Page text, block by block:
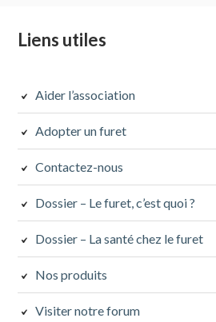
Colonne
subsidiaire
Liens utiles
Aider l’association
Adopter un furet
Contactez-nous
Dossier – Le furet, c’est quoi ?
Dossier – La santé chez le furet
Nos produits
Visiter notre forum